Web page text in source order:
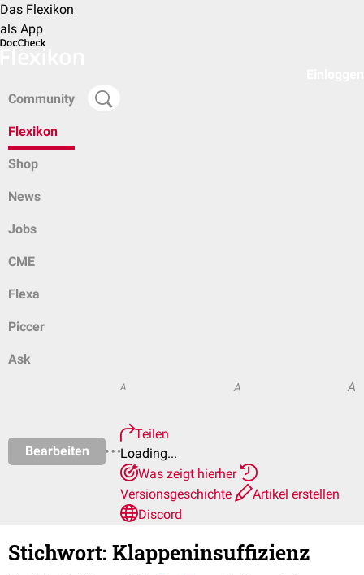
Das Flexikon
als App
Community
Flexikon
Shop
News
Jobs
CME
Flexa
Piccer
Ask
Bearbeiten
A A A
Teilen
Loading...
Was zeigt hierher
Versionsgeschichte
Artikel erstellen
Discord
Stichwort: Klappeninsuffizienz